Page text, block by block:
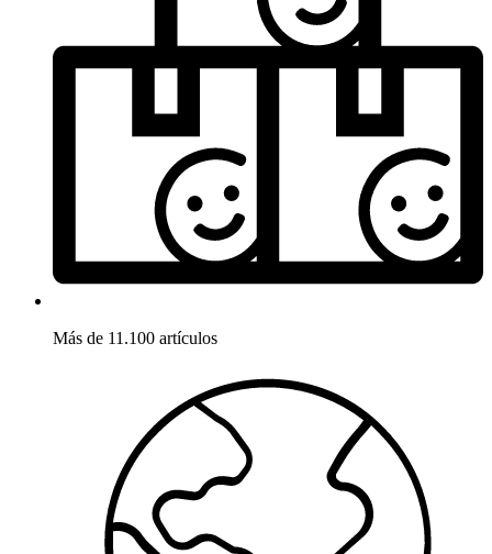
Más de 11.100 artículos